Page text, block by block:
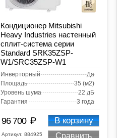
Кондиционер Mitsubishi
Heavy Industries настенный
сплит-система серии
Standard SRK35ZSP-
W1/SRC35ZSP-W1
Инверторный
Да
Площадь
35 (м2)
Уровень шума
22 дБ
Гарантия
3 года
96 700 ₽
Артикул: 884925
В корзину
Сравнить